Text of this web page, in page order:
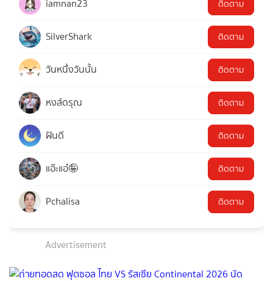
iamnan23 ติดตาม
SilverShark ติดตาม
วันหนึ่งวันนั้น ติดตาม
หงส์ดรุณ ติดตาม
ฝันดี ติดตาม
แอ๊ะแอ๋🤪 ติดตาม
Pchalisa ติดตาม
Advertisement